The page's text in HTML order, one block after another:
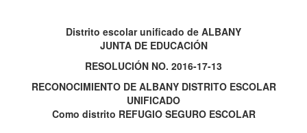
VersionDistrito escolar unificado de ALBANY
JUNTA DE EDUCACIÓN
RESOLUCIÓN NO. 2016-17-13
RECONOCIMIENTO DE ALBANY DISTRITO ESCOLAR
UNIFICADO
Como distrito REFUGIO SEGURO ESCOLAR